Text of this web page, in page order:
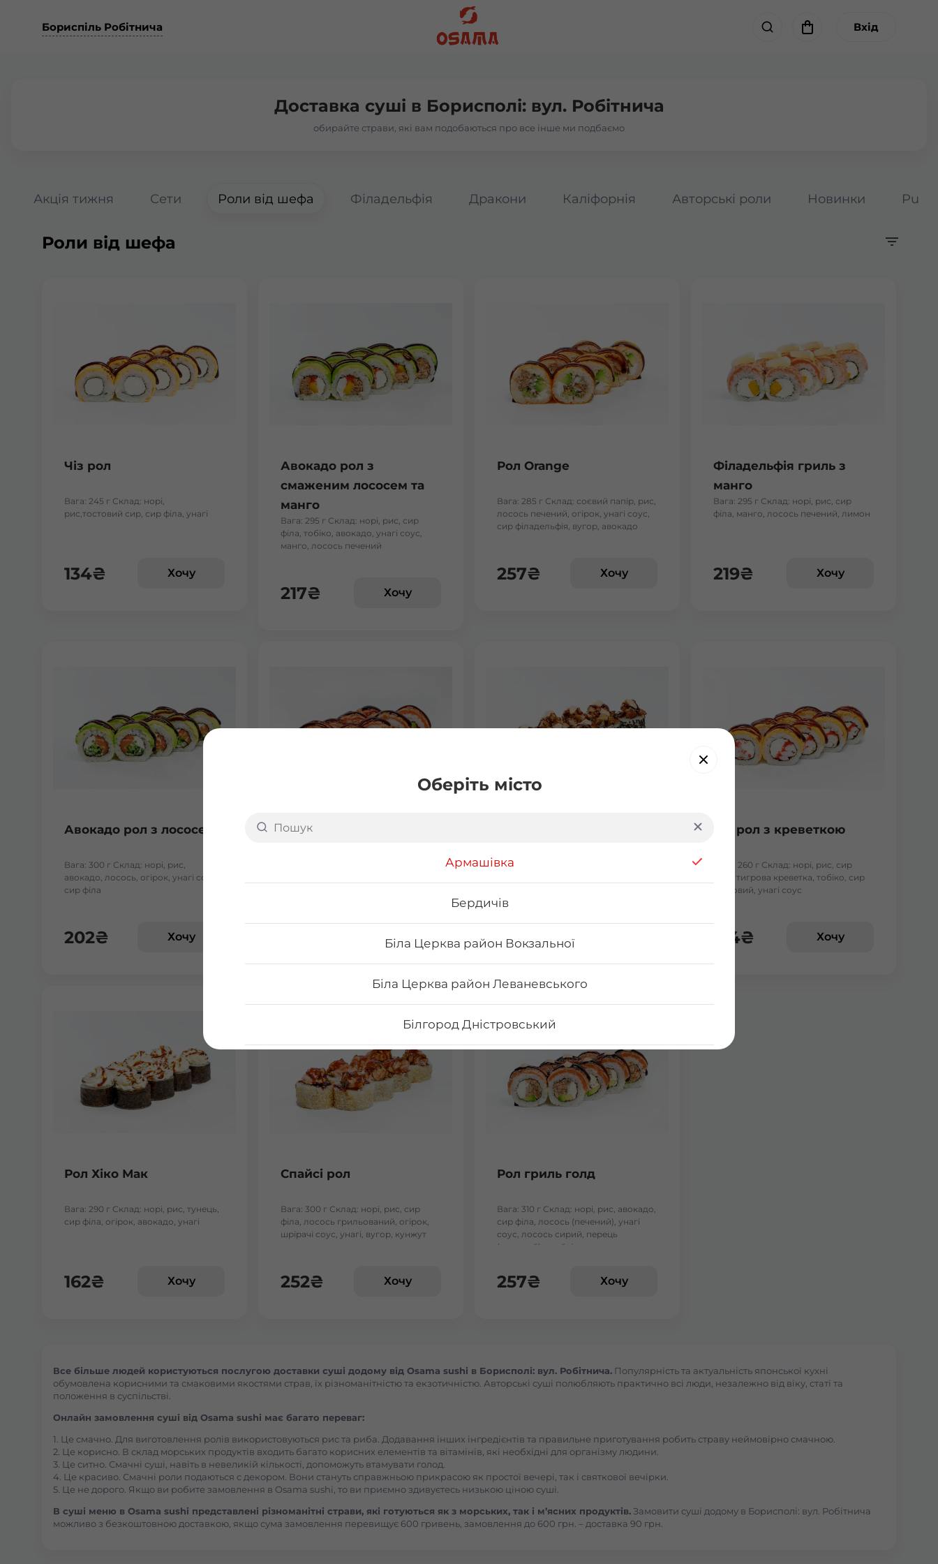
Оберіть місто
Армашівка
Бердичів
Біла Церква район Вокзальної
Біла Церква район Леваневського
Білгород Дністровський
Бориспіль Головатого
Бориспіль Робітнича
Бровари Торгмаш Москаленка
Васильків Ринок 1Травня
Вишневе
Бориспіль Робітнича Вхід
Доставка суші в Борисполі: вул. Робітнича
обирайте страви, які вам подобаються про все інше ми подбаємо
Акція тижня Сети Роли від шефа Філадельфія Дракони Каліфорнія Авторські роли Новинки
Роли від шефа
Чіз рол
Вага: 245 г Склад: норі,
рис,тостовий сир, сир філа, унагі
134₴ Хочу
Авокадо рол з
смаженим лососем та
манго
Вага: 295 г Склад: норі, рис, сир
філа, тобіко, авокадо, унагі соус,
манго, лосось печений
217₴ Хочу
Рол Orange
Вага: 285 г Склад: соєвий папір, рис,
лосось печений, огірок, унагі соус,
сир філадельфія, вугор, авокадо
257₴ Хочу
Філадельфія гриль з
манго
Вага: 295 г Склад: норі, рис, сир
філа, манго, лосось печений, лимон
219₴ Хочу
Авокадо рол з лососем
Вага: 300 г Склад: норі, рис,
авокадо, лосось, огірок, унагі соуc,
сир філа
202₴ Хочу
Гранд Рол
Хочу
Вага: 300 г Склад: норі, рис, сир
246₴
Чіз рол з креветкою
Вага: 260 г Склад: норі, рис, сир
філа, тигрова креветка, тобіко, сир
тостовий, унагі соус
174₴ Хочу
Рол Хіко Мак
Вага: 290 г Склад: норі, рис, тунець,
сир філа, огірок, авокадо, унагі
162₴ Хочу
Спайсі рол
Вага: 300 г Склад: норі, рис, сир
філа, лосось грильований, огірок,
шрірачі соус, унагі, вугор, кунжут
252₴ Хочу
Рол гриль голд
Вага: 310 г Склад: норі, рис, авокадо,
сир філа, лосось (печений), унагі
соус, лосось сирий, перець
(мелений), спайсі соус
257₴ Хочу
Все більше людей користуються послугою доставки суші додому від Osama sushi в Борисполі: вул. Робітнича. Популярність та актуальність японської кухні
обумовлена корисними та смаковими якостями страв, їх різноманітністю та екзотичністю. Авторські суші полюбляють практично всі люди, незалежно від віку, статі та
положення в суспільстві.
Онлайн замовлення суші від Osama sushi має багато переваг:
1. Це смачно. Для виготовлення ролів використовуються рис та риба. Додавання інших інгредієнтів та правильне приготування робить страву неймовірно смачною.
2. Це корисно. В склад морських продуктів входить багато корисних елементів та вітамінів, які необхідні для організму людини.
3. Це ситно. Смачні суші, навіть в невеликій кількості, допоможуть втамувати голод.
4. Це красиво. Смачні роли подаються с декором. Вони стануть справжньою прикрасою як простої вечері, так і святкової вечірки.
5. Це не дорого. Якщо ви робите замовлення в Osama sushi, то ви приємно здивуєтесь низькою ціною суші.
В суші меню в Osama sushi представлені різноманітні страви, які готуються як з морських, так і м’ясних продуктів. Замовити суші додому в Борисполі: вул. Робітнича
можливо з безкоштовною доставкою, якщо сума замовлення перевищує 600 гривень, замовлення до 600 грн. – доставка 90 грн.